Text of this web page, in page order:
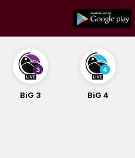
content
BiG 3 BiG 4